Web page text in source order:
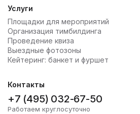
Услуги
Площадки для мероприятий
Организация тимбилдинга
Проведение квиза
Выездные фотозоны
Кейтеринг: банкет и фуршет
Контакты
+7 (495) 032-67-50
Работаем круглосуточно